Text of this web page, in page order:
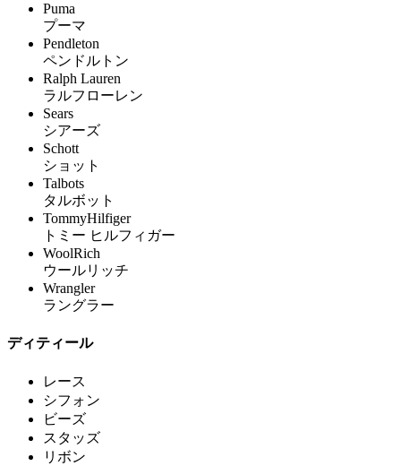
Puma
プーマ
Pendleton
ペンドルトン
Ralph Lauren
ラルフローレン
Sears
シアーズ
Schott
ショット
Talbots
タルボット
TommyHilfiger
トミー ヒルフィガー
WoolRich
ウールリッチ
Wrangler
ラングラー
ディティール
レース
シフォン
ビーズ
スタッズ
リボン